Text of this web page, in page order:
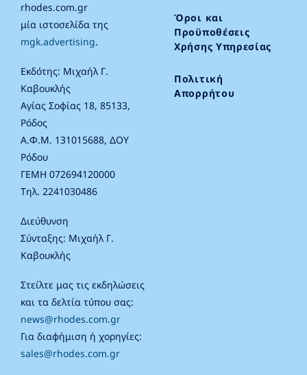
rhodes.com.gr
μία ιστοσελίδα της
mgk.advertising.
Εκδότης: Μιχαήλ Γ.
Καβουκλής
Αγίας Σοφίας 18, 85133,
Ρόδος
Α.Φ.Μ. 131015688, ΔΟΥ
Ρόδου
ΓΕΜΗ 072694120000
Τηλ. 2241030486
Διεύθυνση
Σύνταξης: Μιχαήλ Γ.
Καβουκλής
Στείλτε μας τις εκδηλώσεις
και τα δελτία τύπου σας:
news@rhodes.com.gr
Για διαφήμιση ή χορηγίες:
sales@rhodes.com.gr
Όροι και
Προϋποθέσεις
Χρήσης Υπηρεσίας
Πολιτική
Απορρήτου